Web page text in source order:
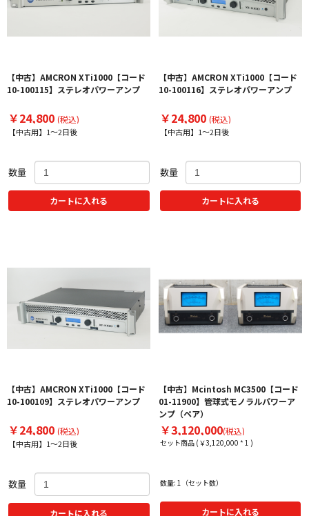
【中古】AMCRON XTi1000【コード
10-100115】ステレオパワーアンプ
￥24,800 (税込)
【中古用】1～2日後
数量
カートに入れる
【中古】AMCRON XTi1000【コード
10-100116】ステレオパワーアンプ
￥24,800 (税込)
【中古用】1～2日後
数量
カートに入れる
【中古】AMCRON XTi1000【コード
10-100109】ステレオパワーアンプ
￥24,800 (税込)
【中古用】1～2日後
数量
カートに入れる
【中古】Mcintosh MC3500【コード
01-11900】管球式モノラルパワーア
ンプ（ペア）
￥3,120,000(税込)
セット商品 (￥3,120,000 * 1 )
数量: 1（セット数）
カートに入れる